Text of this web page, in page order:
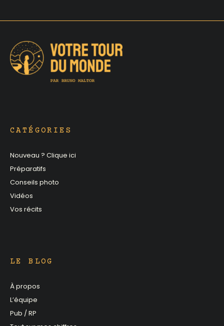
CATÉGORIES
Nouveau ? Clique ici
Préparatifs
Conseils photo
Vidéos
Vos récits
LE BLOG
À propos
L’équipe
Pub / RP